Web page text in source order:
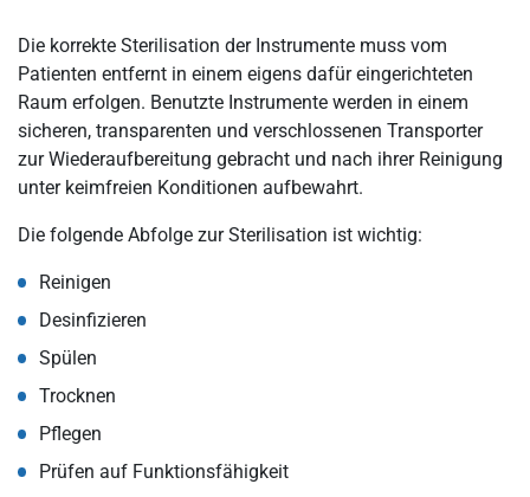
Die korrekte Sterilisation der Instrumente muss vom
Patienten entfernt in einem eigens dafür eingerichteten
Raum erfolgen. Benutzte Instrumente werden in einem
sicheren, transparenten und verschlossenen Transporter
zur Wiederaufbereitung gebracht und nach ihrer Reinigung
unter keimfreien Konditionen aufbewahrt.
Die folgende Abfolge zur Sterilisation ist wichtig:
Reinigen
Desinfizieren
Spülen
Trocknen
Pflegen
Prüfen auf Funktionsfähigkeit